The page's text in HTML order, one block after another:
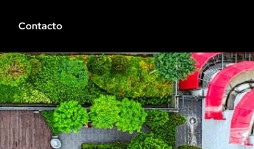
Contacto